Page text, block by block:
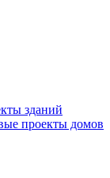
зданий
проекты домов